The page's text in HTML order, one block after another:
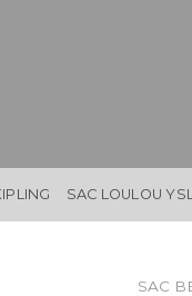
SAC LOULOU
SAC